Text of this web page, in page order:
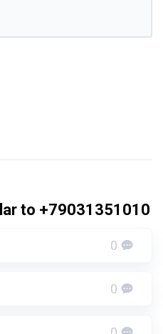
to +79031351010
0
0